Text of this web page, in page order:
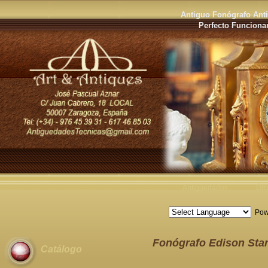
Antiguo Fonógrafo
Perfecto
Catálogo
Fonógrafo Edison